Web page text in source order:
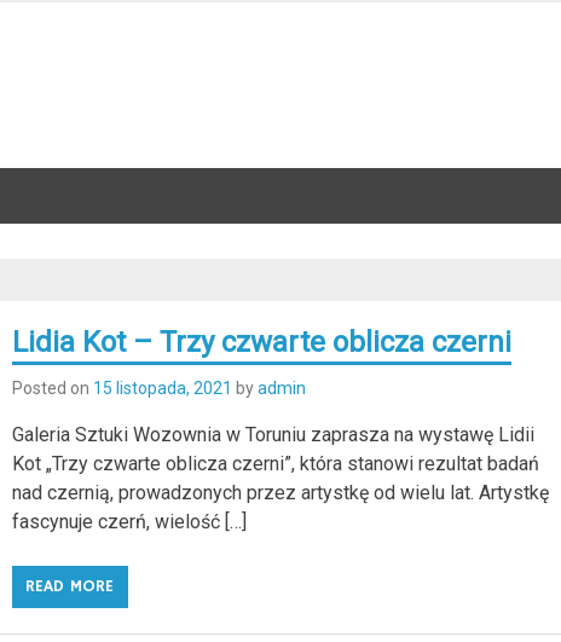
Lidia Kot – Trzy czwarte oblicza czerni
Posted on 15 listopada, 2021 byadmin
Galeria Sztuki Wozownia w Toruniu zaprasza na wystawę Lidii
Kot „Trzy czwarte oblicza czerni”, która stanowi rezultat badań
nad czernią, prowadzonych przez artystkę od wielu lat. Artystkę
fascynuje czerń, wielość […]
READ MORE